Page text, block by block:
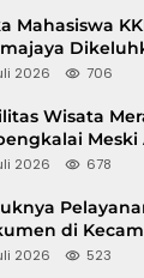
Mahasiswa
Pekon Sinar
2026 706
Wisata
Terus
2026 678
di
Susu,
2026 523